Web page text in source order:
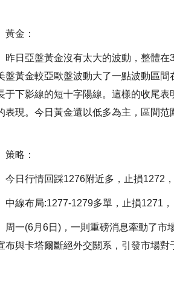
金：
亞盤黃金沒有太大的波動，整體在3
盤黃金較亞歐盤波動大了一點波動區
于下影線的短十字陽線。這樣的收尾
表現。今日黃金還以低多為主，區間
略：
行情回踩1276附近多，止損1272，
布局:1277-1279多單，止損1271，
(6月6日)，一則重磅消息牽動了市
布與卡塔爾斷絕外交關系，引發市場